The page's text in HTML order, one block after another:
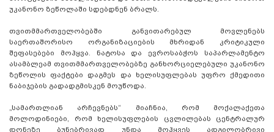
უკანონო ზეწოლაში სდებდნენ ბრალს.
თვითმმართველობებში განვითარებულ მოვლენებს
საერთაშორისო ორგანიზაციების მხრიდან კრიტიკული
შეფასებები მოჰყვა. ნატოსა და ევროსაბჭოს საპარლამენტო
ასამბლეამ თვითმმართველობებზე განხორციელებული უკანონო
ზეწოლის ფაქტები დაგმეს და ხელისუფლებას უფრო ქმედითი
ნაბიჯების გადადგმისკენ მოუწოდა.
„სამართლიან არჩევნებს“ მიაჩნია, რომ მოქალაქეთა
მოლოდინიები, რომ ხელისუფლების ცვლილებას ცენტრალურ
დონეზე ბუნებრივად უნდა მოჰყვეს ადგილობრივი